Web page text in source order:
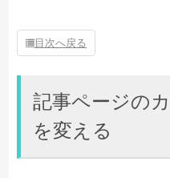
目次へ戻る
記事ページの
を変える